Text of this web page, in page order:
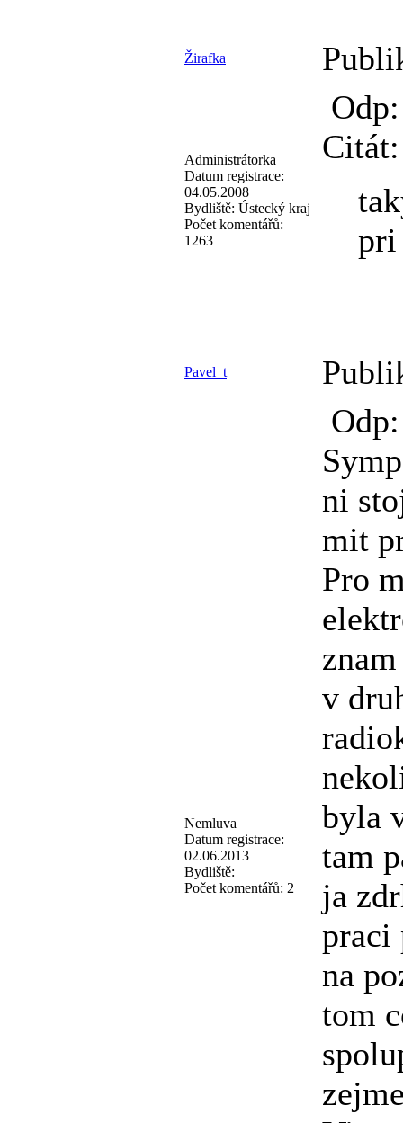
Žirafka
Administrátorka
Datum registrace:
04.05.2008
Bydliště: Ústecký kraj
Počet komentářů:
1263
Citát:
pri
Pavel_t
Nemluva
Datum registrace:
02.06.2013
Bydliště:
Počet komentářů: 2
ni
mit
Pro
v
byla
tam
ja
praci
na
tom